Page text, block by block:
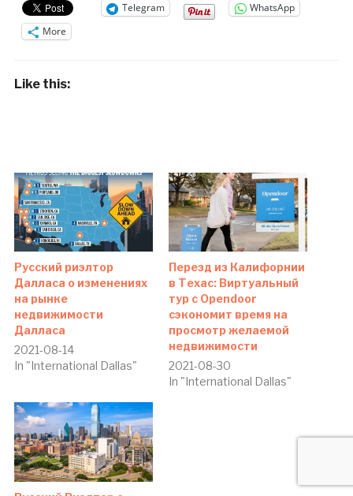
Telegram
WhatsApp
More
Like this:
Русский риэлтор
Далласа о изменениях
на рынке
недвижимости
Далласа
2021-08-14
In "International Dallas"
Перезд из Калифорнии
в Техас: Виртуальный
тур с Opendoor
сэкономит время на
просмотр желаемой
недвижимости
2021-08-30
In "International Dallas"